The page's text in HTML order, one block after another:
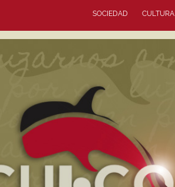
SOCIEDAD CULTURA